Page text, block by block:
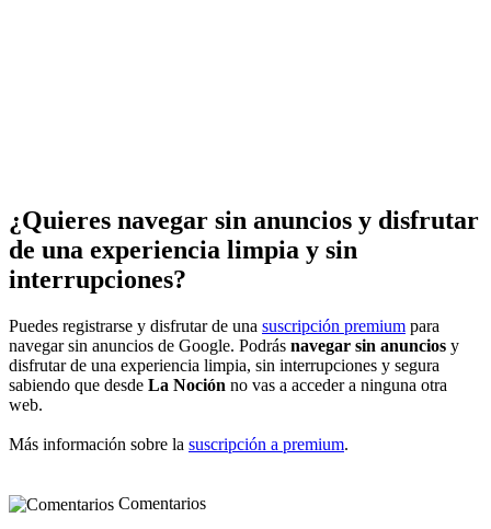
¿Quieres navegar sin anuncios y disfrutar
de una experiencia limpia y sin
interrupciones?
Puedes registrarse y disfrutar de una suscripción premium para
navegar sin anuncios de Google. Podrás navegar sin anuncios y
disfrutar de una experiencia limpia, sin interrupciones y segura
sabiendo que desde La Noción no vas a acceder a ninguna otra
web.
Más información sobre la suscripción a premium.
Comentarios